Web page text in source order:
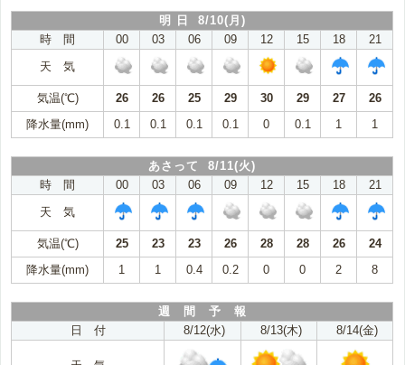
明 日 8/10(月)
時 間
00 03 06 09 12 15 18
21
天 気
気温(℃) 26 26 25 29 30 29 27
26
降水量(mm)
0.1 0.1 0.1 0.1 0 0.1 1 1
あさって 8/11(火)
時 間
00 03 06 09 12 15 18
21
天 気
気温(℃) 25 23 23 26 28 28 26
24
降水量(mm)
1 1 0.4 0.2 0 0 2 8
週 間 予 報
日 付
8/12(水) 8/13(木) 8/14(金)